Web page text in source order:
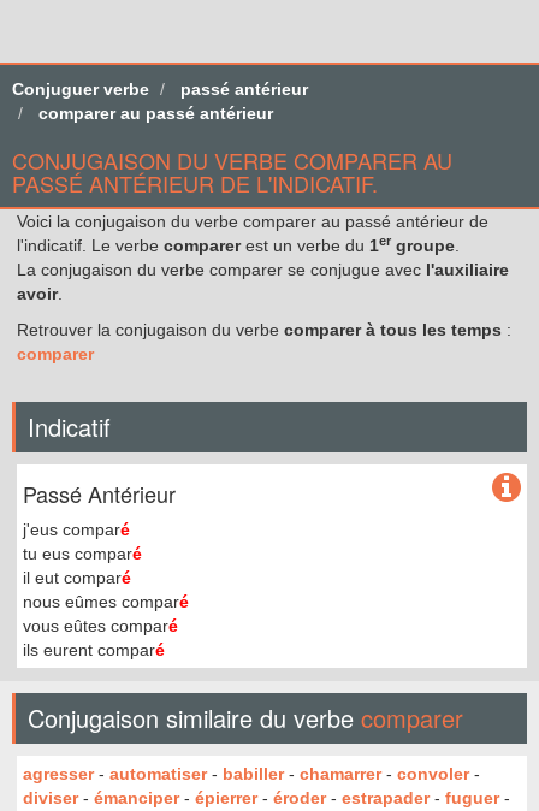
Conjuguer verbe
passé antérieur
comparer au passé antérieur
CONJUGAISON DU VERBE COMPARER AU
PASSÉ ANTÉRIEUR DE L'INDICATIF.
Voici la conjugaison du verbe comparer au passé antérieur de
l'indicatif. Le verbe comparerest un verbe du 1er groupe
La conjugaison du verbe comparer se conjugue avec l'auxiliaire
avoir.
Retrouver la conjugaison du verbe comparer à tous les temps :
comparer
Indicatif
Passé Antérieur
j'eus comparé
tu eus comparé
il eut comparé
nous eûmes comparé
vous eûtes comparé
ils eurent comparé
Conjugaison similaire du verbe comparer
agresser- automatiser- babiller- chamarrer- convoler-
diviser- émanciper- épierrer- éroder- estrapader- fuguer-